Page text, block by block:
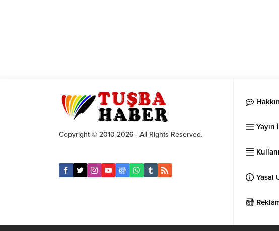
Copyright © 2010-2026 - All Rights Reserved.
Yayın
Yasal